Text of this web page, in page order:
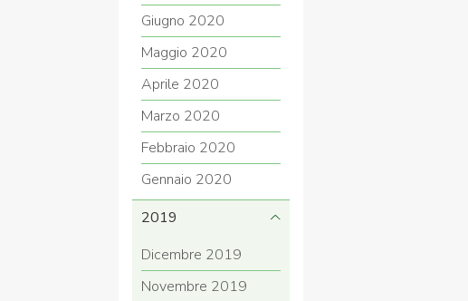
Giugno 2020
Maggio 2020
Aprile 2020
Marzo 2020
Febbraio 2020
Gennaio 2020
2019
Dicembre 2019
Novembre 2019